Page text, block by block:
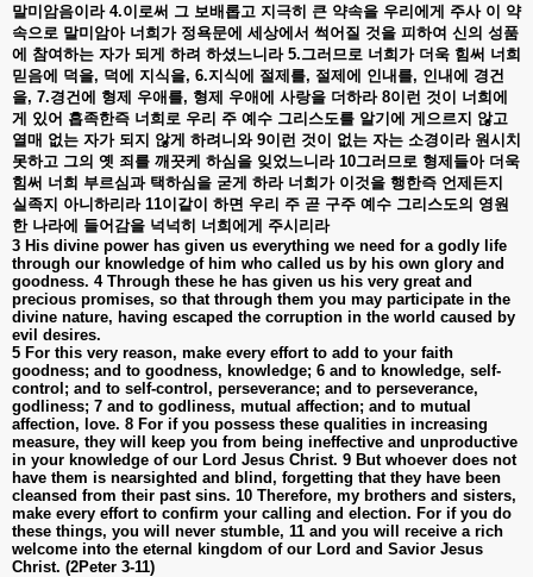
말미암음이라4.이로써 그 보배롭고 지극히 큰 약속을 우리에게 주사 이
약
속으로 말미암아 너희가 정욕문에 세상에서 썩어질 것을 피하여 신의 성품
에 참여하는 자가 되게 하려 하셨느니라5.그러므로 너희가 더욱 힘써 너희
믿음에 덕을, 덕에 지식을, 6.지식에 절제를, 절제에 인내를, 인내에 경건
을, 7.경건에 형제 우애를, 형제 우애에 사랑을 더하라 8이런 것이
너희에
게 있어 흡족한즉 너희로 우리 주 예수 그리스도를 알기에 게으르지 않고
열매 없는 자가 되지 않게 하려니와9이런 것이 없는 자는 소경이라 원시치
못하고 그의 옛 죄를 깨끗케 하심을 잊었느니라10그러므로 형제들아 더욱
힘써 너희 부르심과 택하심을 굳게 하라 너희가 이것을 행한즉 언제든지
실족지 아니하리라 11이같이 하면 우리 주 곧 구주 예수 그리스도의 영원
한 나라에 들어감을 넉넉히 너희에게 주시리라
3 His divine power has given us everything we need for a godly life
through our knowledge of him who called us by his own glory and
goodness. 4 Through these he has given us his very great and
precious promises, so that through them you may participate in the
divine nature, having escaped the corruption in the world caused by
evil desires.
5 For this very reason, make every effort to add to your faith
goodness; and to goodness, knowledge; 6 and to knowledge, self-
control; and to self-control, perseverance; and to perseverance,
godliness; 7 and to godliness, mutual affection; and to mutual
affection, love. 8 For if you possess these qualities in increasing
measure, they will keep you from being ineffective and unproductive
in your knowledge of our Lord Jesus Christ. 9 But whoever does not
have them is nearsighted and blind, forgetting that they have been
cleansed from their past sins. 10 Therefore, my brothers and sisters,
make every effort to confirm your calling and election. For if you do
these things, you will never stumble, 11 and you will receive a rich
welcome into the eternal kingdom of our Lord and Savior Jesus
Christ. (2Peter 3-11)